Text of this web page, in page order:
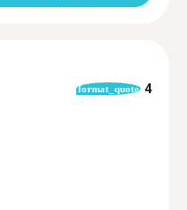
format_quote 4